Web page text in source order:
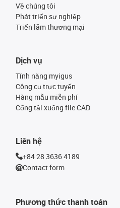
Về chúng tôi
Phát triển sự nghiệp
Triển lãm thương mại
Phương thức thanh toán
Dịch vụ
Tính năng myigus
Công cụ trực tuyến
Hàng mẫu miễn phí
Cổng tải xuống file CAD
Liên hệ
+84 28 3636 4189
Contact form